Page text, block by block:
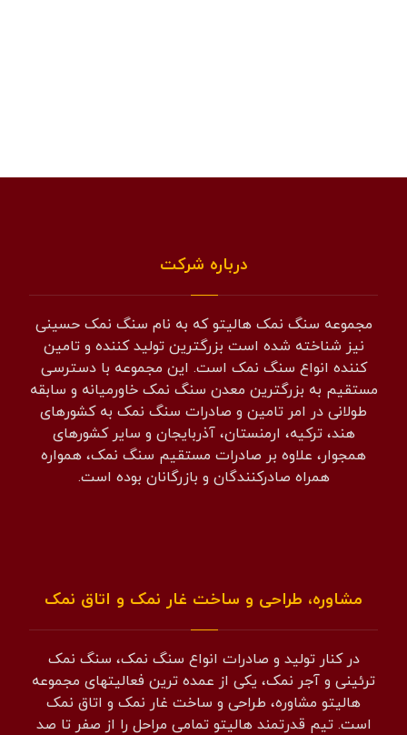
درباره شرکت
مجموعه سنگ نمک هالیتو که به نام سنگ نمک حسینی
نیز شناخته شده است بزرگترین تولید کننده و تامین
کننده انواع سنگ نمک است. این مجموعه با دسترسی
مستقیم به بزرگترین معدن سنگ نمک خاورمیانه و سابقه
طولانی در امر تامین و صادرات سنگ نمک به کشورهای
هند، ترکیه، ارمنستان، آذربایجان و سایر کشورهای
همجوار، علاوه بر صادرات مستقیم سنگ نمک، همواره
همراه صادرکنندگان و بازرگانان بوده است.
مشاوره، طراحی و ساخت غار نمک و اتاق نمک
در کنار تولید و صادرات انواع سنگ نمک، سنگ نمک
ترئینی و آجر نمک، یکی از عمده ترین فعالیتهای مجموعه
هالیتو مشاوره، طراحی و ساخت غار نمک و اتاق نمک
است. تیم قدرتمند هالیتو تمامی مراحل را از صفر تا صد